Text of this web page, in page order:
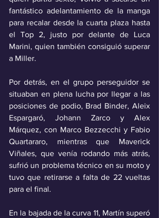
fantástico adelantamiento de la manga
para recalar desde la cuarta plaza hasta
el Top 2, justo por delante de Luca
Marini, quien también consiguió superar
a Miller.
Por detrás, en el grupo perseguidor se
situaban en plena lucha por llegar a las
posiciones de podio, Brad Binder, Aleix
Espargaró, Johann Zarco y Alex
Márquez, con Marco Bezzecchi y Fabio
Quartararo, mientras que Maverick
Viñales, que venía rodando más atrás,
sufrió un problema técnico en su moto y
tuvo que retirarse a falta de 22 vueltas
para el final.
En la bajada de la curva 11, Martín superó